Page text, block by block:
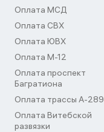
Оплата МСД
Оплата СВХ
Оплата ЮВХ
Оплата М-12
Оплата проспект
Багратиона
Оплата трассы А-289
Оплата Витебской
развязки